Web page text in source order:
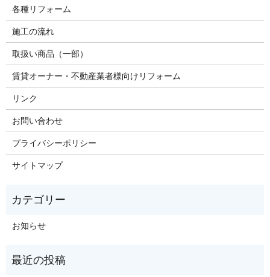
各種リフォーム
施工の流れ
取扱い商品（一部）
賃貸オーナー・不動産業者様向けリフォーム
リンク
お問い合わせ
プライバシーポリシー
サイトマップ
お知らせ